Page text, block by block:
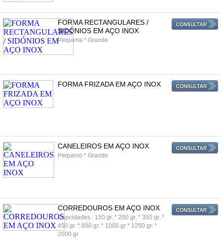
FORMA RECTANGULARES /
SIDÓNIOS EM AÇO INOX
Pequena * Grande
FORMA FRIZADA EM AÇO INOX
CANELEIROS EM AÇO INOX
Pequeno * Grande
CORREDOUROS EM AÇO INOX
Capcidades : 150 gr. * 200 gr. * 350 gr. *
450 gr. * 600 gr. * 1000 gr * 1250 gr. *
2000 gr